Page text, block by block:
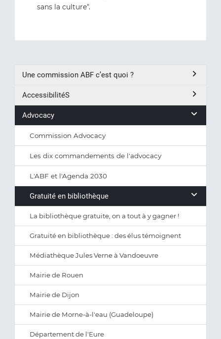
sans la culture".
Une commission ABF c’est quoi ?
AccessibilitéS
Advocacy
Commission Advocacy
Les dix commandements de l'advocacy
L'ABF et l'Agenda 2030
Gratuité en bibliothèque
La bibliothèque gratuite, on a tout à y gagner !
Gratuité en bibliothèque : des élus témoignent
Médiathèque Jules Verne à Vandoeuvre
Mairie de Rouen
Mairie de Dijon
Mairie de Morne-à-l'eau (Guadeloupe)
Département de l'Eure